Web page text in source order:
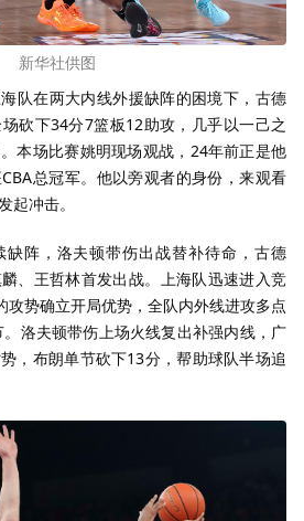
新华社供图
队在两大内线外援缺阵的困境下，古德
砍下34分7篮板12助攻，几乎以一己之
本场比赛姚明现场观战，24年前正是他
总冠军。他以旁观者的身份，来观看
起冲击。
缺阵，洛夫顿带伤出战替补待命，古德
、王哲林首发出战。上海队迅速进入竞
攻势确立开局优势，全队内外线进攻多点
洛夫顿带伤上场火线复出补强内线，广
，布朗单节砍下13分，帮助球队半场追